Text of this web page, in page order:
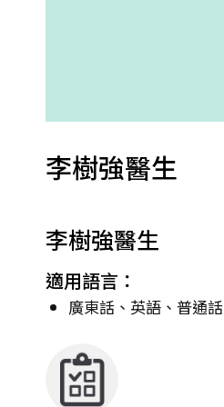
李樹強醫生
李樹強醫生
適用語言：
廣東話、英語、普通話